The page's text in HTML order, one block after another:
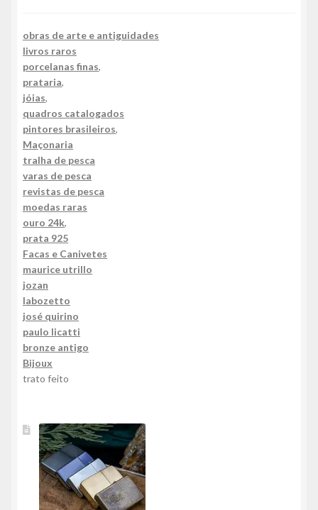
obras de arte e antiguidades
livros raros
porcelanas finas,
prataria,
jóias,
quadros catalogados
pintores brasileiros,
Maçonaria
tralha de pesca
varas de pesca
revistas de pesca
moedas raras
ouro 24k,
prata 925
Facas e Canivetes
maurice utrillo
jozan
labozetto
josé quirino
paulo licatti
bronze antigo
Bijoux
trato feito